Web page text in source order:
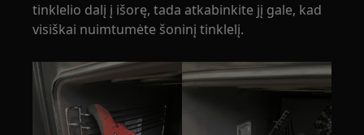
tinklelio dalį į išorę, tada atkabinkite jį gale, kad
visiškai nuimtumėte šoninį tinklelį.